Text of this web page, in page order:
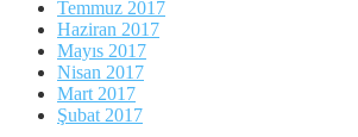
Temmuz 2017
Haziran 2017
Mayıs 2017
Nisan 2017
Mart 2017
Şubat 2017